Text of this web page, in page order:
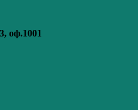
, оф.1001